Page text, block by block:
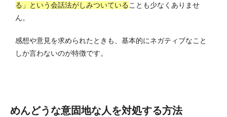
る」という会話法がしみついている ことも少なくありませ
ん。
感想や意見を求められたときも、基本的にネガティブなこと
しか言わないのが特徴です。
めんどうな意固地な人を対処する方法